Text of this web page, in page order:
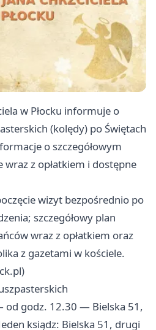
w Płocku informuje o
(kolędy) po Świętach
o szczegółowym
wraz z opłatkiem i dostępne
wizyt bezpośrednio po
szczegółowy plan
wraz z opłatkiem oraz
z gazetami w kościele.
godz. 12.30 — Bielska 51,
ksiądz: Bielska 51, drugi